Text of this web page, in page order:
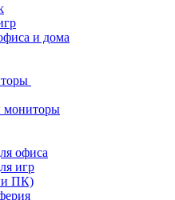
и дома
мониторы
офиса
игр
ПК)